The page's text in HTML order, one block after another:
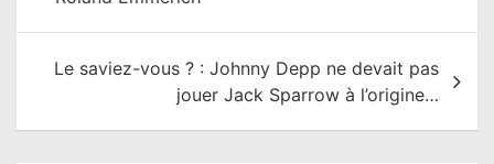
i
t
Le saviez-vous ? : Johnny Depp ne devait pas
jouer Jack Sparrow à l’origine…